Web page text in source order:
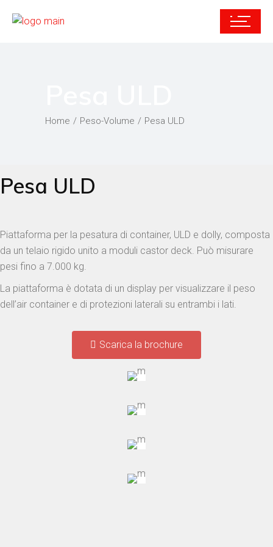
Home Peso-Volume Pesa ULD
Pesa ULD
Piattaforma per la pesatura di container, ULD e dolly, composta
da un telaio rigido unito a moduli castor deck. Può misurare
pesi fino a 7.000 kg.
La piattaforma è dotata di un display per visualizzare il peso
dell’air container e di protezioni laterali su entrambi i lati.
Scarica la brochure